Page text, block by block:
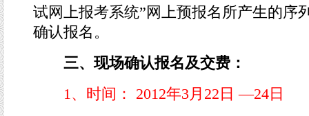
试网上报考系统”网上预报名所产生的序
确认报名。
三、现场确认报名及交费：
1、时间： 2012年3月22日 —24日